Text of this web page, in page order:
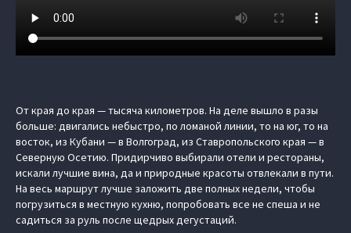
От края до края — тысяча километров. На деле вышло в разы
больше: двигались небыстро, по ломаной линии, то на юг, то на
восток, из Кубани — в Волгоград, из Ставропольского края — в
Северную Осетию. Придирчиво выбирали отели и рестораны,
искали лучшие вина, да и природные красоты отвлекали в пути.
На весь маршрут лучше заложить две полных недели, чтобы
погрузиться в местную кухню, попробовать все не спеша и не
садиться за руль после щедрых дегустаций.